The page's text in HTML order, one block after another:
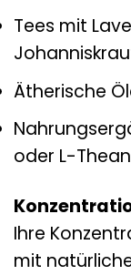
Tees mit
Ätherische
oder L-
Ihre
mit